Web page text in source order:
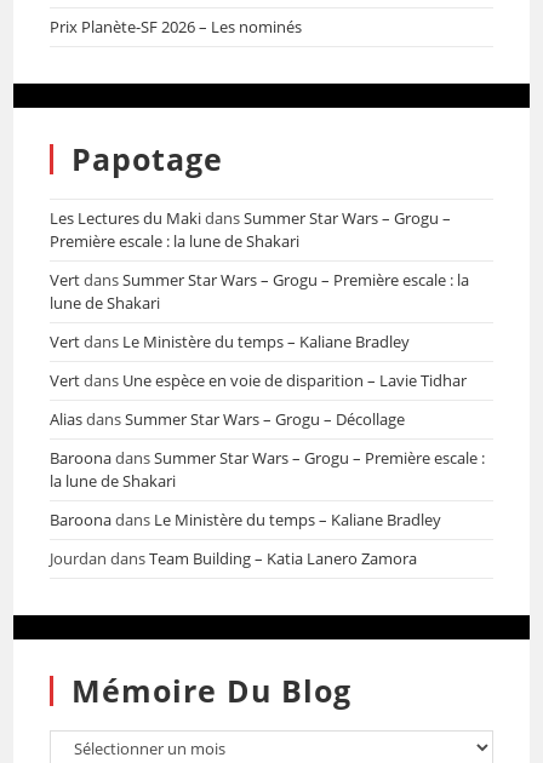
Prix Planète-SF 2026 – Les nominés
Papotage
Les Lectures du MakidansSummer Star Wars – Grogu –
Première escale : la lune de Shakari
VertdansSummer Star Wars – Grogu – Première escale : la
lune de Shakari
Vertdans Le Ministère du temps – Kaliane Bradley
Vertdans Une espèce en voie de disparition – Lavie Tidhar
AliasdansSummer Star Wars – Grogu – Décollage
BaroonadansSummer Star Wars – Grogu – Première escale :
la lune de Shakari
Baroonadans Le Ministère du temps – Kaliane Bradley
Jourdan dansTeam Building – Katia Lanero Zamora
Mémoire Du Blog